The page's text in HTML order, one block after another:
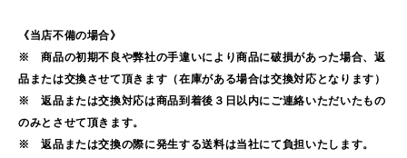
《当店不備の場合》
※ 商品の初期不良や弊社の手違いにより商品に破損があった場合、返
品または交換させて頂きます（在庫がある場合は交換対応となります）
※ 返品または交換対応は商品到着後３日以内にご連絡いただいたもの
のみとさせて頂きます。
※ 返品または交換の際に発生する送料は当社にて負担いたします。